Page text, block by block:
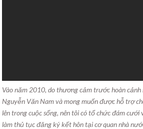
Vào năm 2010, do thương cảm trước hoàn cảnh
Nguyễn Văn Nam và mong muốn được hỗ trợ
lên trong cuộc sống, nên tôi có tổ chức đám cưới
làm thủ tục đăng ký kết hôn tại cơ quan nhà